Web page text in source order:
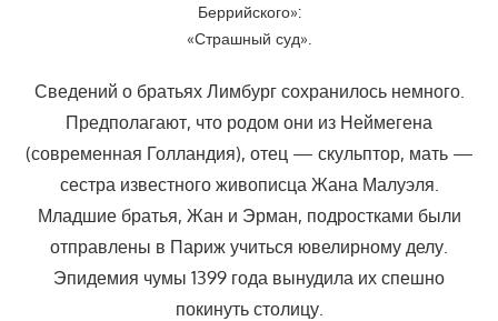
Беррийского»:
«Страшный суд».
Сведений о братьях Лимбург сохранилось немного.
Предполагают, что родом они из Неймегена
(современная Голландия), отец — скульптор, мать —
сестра известного живописца Жана Малуэля.
Младшие братья, Жан и Эрман, подростками были
отправлены в Париж учиться ювелирному делу.
Эпидемия чумы 1399 года вынудила их спешно
покинуть столицу.